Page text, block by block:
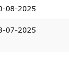
08-2025
07-2025